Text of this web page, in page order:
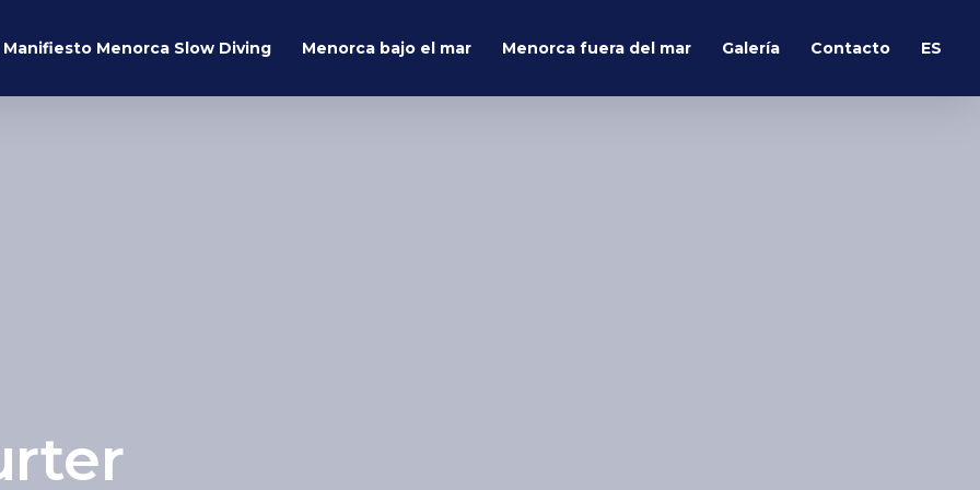
Manifiesto Menorca Slow Diving Menorca bajo el mar Menorca fuera del mar Galería Contacto ES